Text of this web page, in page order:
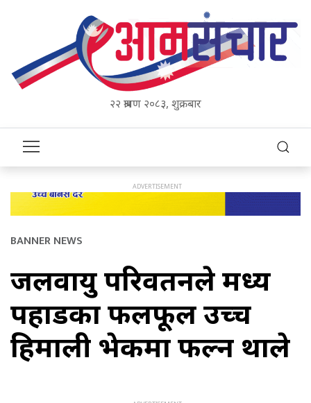
२२ श्रावण २०८३, शुक्रबार
BANNER NEWS
जलवायु परिवर्तनले मध्य
पहाडका फलफूल उच्च
हिमाली भेकमा फल्न थाले